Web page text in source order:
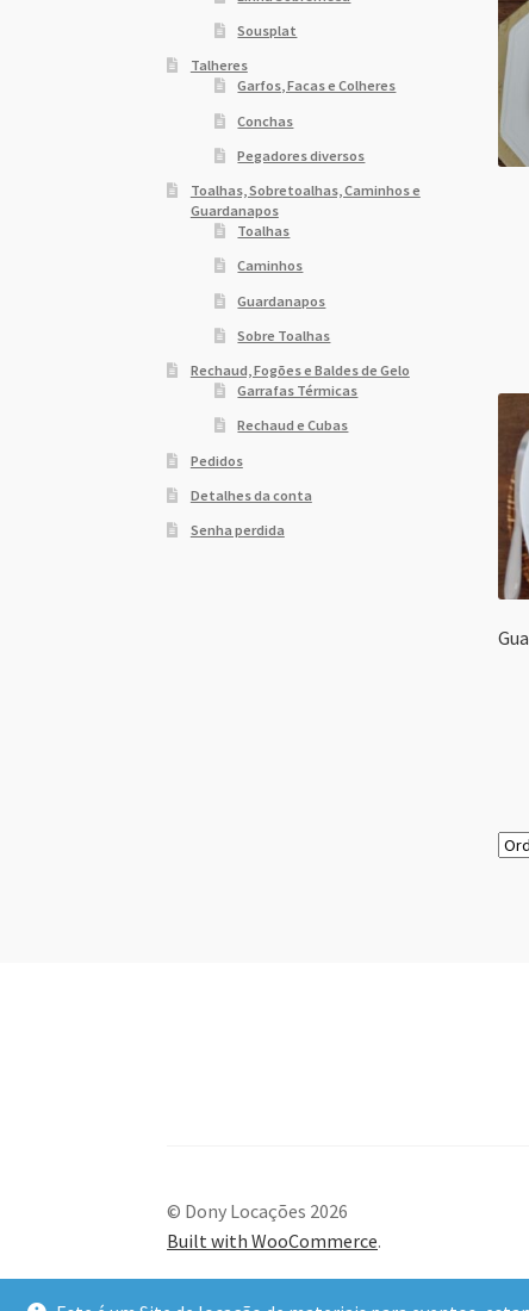
Sousplat
Talheres
Garfos, Facas e Colheres
Conchas
Pegadores diversos
Toalhas, Sobretoalhas, Caminhos e
Guardanapos
Toalhas
Caminhos
Guardanapos
Sobre Toalhas
Rechaud, Fogões e Baldes de Gelo
Garrafas Térmicas
Rechaud e Cubas
Pedidos
Detalhes da conta
Senha perdida
© Dony Locações 2026
Built with WooCommerce.